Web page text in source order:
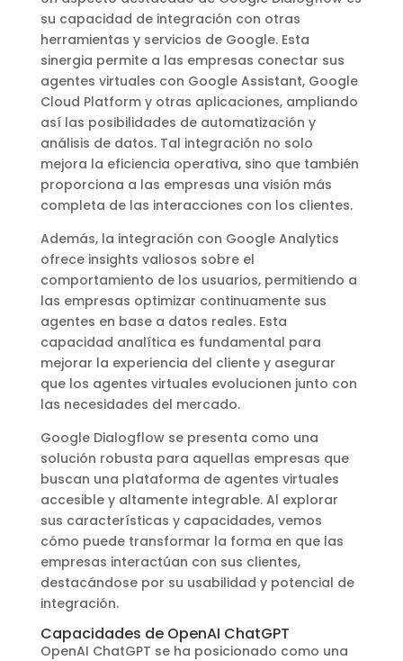
su capacidad de integración con otras
herramientas y servicios de Google. Esta
sinergia permite a las empresas conectar sus
agentes virtuales con Google Assistant, Google
Cloud Platform y otras aplicaciones, ampliando
así las posibilidades de automatización y
análisis de datos. Tal integración no solo
mejora la eficiencia operativa, sino que también
proporciona a las empresas una visión más
completa de las interacciones con los clientes.
Además, la integración con Google Analytics
ofrece insights valiosos sobre el
comportamiento de los usuarios, permitiendo a
las empresas optimizar continuamente sus
agentes en base a datos reales. Esta
capacidad analítica es fundamental para
mejorar la experiencia del cliente y asegurar
que los agentes virtuales evolucionen junto con
las necesidades del mercado.
Google Dialogflow se presenta como una
solución robusta para aquellas empresas que
buscan una plataforma de agentes virtuales
accesible y altamente integrable. Al explorar
sus características y capacidades, vemos
cómo puede transformar la forma en que las
empresas interactúan con sus clientes,
destacándose por su usabilidad y potencial de
integración.
Capacidades de OpenAI ChatGPT
OpenAI ChatGPT se ha posicionado como una